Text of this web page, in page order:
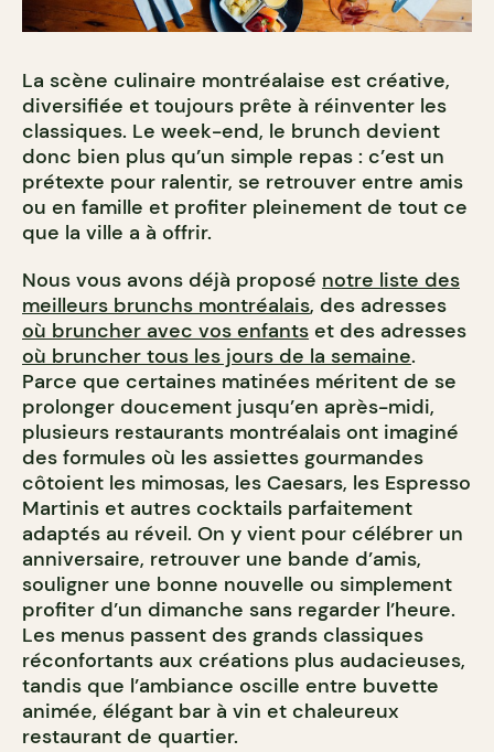
La scène culinaire montréalaise est créative,
diversifiée et toujours prête à réinventer les
classiques. Le week-end, le brunch devient
donc bien plus qu’un simple repas : c’est un
prétexte pour ralentir, se retrouver entre amis
ou en famille et profiter pleinement de tout ce
que la ville a à offrir.
Nous vous avons déjà proposé notre liste des
meilleurs brunchs montréalais, des adresses
où bruncher avec vos enfants et des adresses
où bruncher tous les jours de la semaine.
Parce que certaines matinées méritent de se
prolonger doucement jusqu’en après-midi,
plusieurs restaurants montréalais ont imaginé
des formules où les assiettes gourmandes
côtoient les mimosas, les Caesars, les Espresso
Martinis et autres cocktails parfaitement
adaptés au réveil. On y vient pour célébrer un
anniversaire, retrouver une bande d’amis,
souligner une bonne nouvelle ou simplement
profiter d’un dimanche sans regarder l’heure.
Les menus passent des grands classiques
réconfortants aux créations plus audacieuses,
tandis que l’ambiance oscille entre buvette
animée, élégant bar à vin et chaleureux
restaurant de quartier.